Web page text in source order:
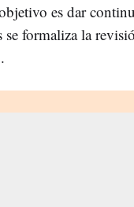
es dar
se formaliza la
.